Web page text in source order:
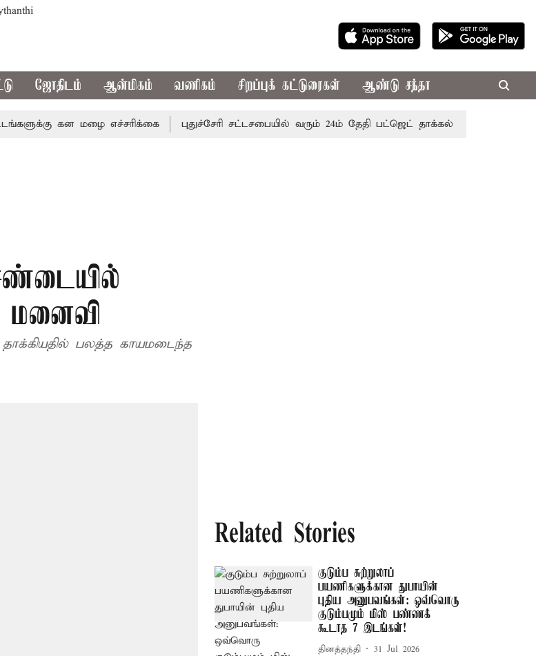
ஜோதிடம் ஆன்மிகம் வணிகம் சிறப்புக் கட்டுரைகள் ஆண்டு சந்தா
கன மழை எச்சரிக்கை புதுச்சேரி சட்டசபையில் வரும் 24ம் தேதி பட்ஜெட் தாக்கல் செய்கிறார் முதல்-
தாக்கியதில் பலத்த காயமடைந்த
Related Stories
குடும்ப சுற்றுலாப்
பயணிகளுக்கான துபாயின்
புதிய அனுபவங்கள்: ஒவ்வொரு
குடும்பமும் மிஸ் பண்ணக்
கூடாத 7 இடங்கள்!
தினத்தந்தி 31 Jul 2026